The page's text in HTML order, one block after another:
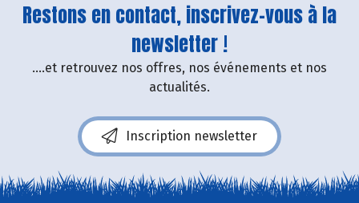
Restons en contact, inscrivez-vous à la
newsletter !
....et retrouvez nos offres, nos événements et nos
actualités.
Inscription newsletter